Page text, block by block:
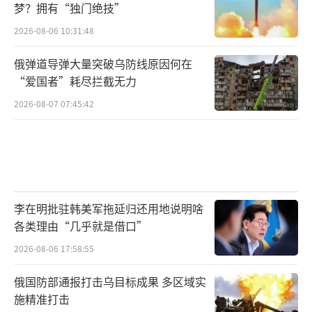
梦？拥有“独门绝技”
2026-08-06 10:31:48
俄弹道导弹大量突破乌防线原因何在
“爱国者”耗尽拦截无力
2026-08-07 07:45:42
李在明批驻韩美军拖延归还用地说明啥
各类理由“几乎就是借口”
2026-08-06 17:58:55
俄国防部通报打击乌目标成果 多区域实
施精准打击